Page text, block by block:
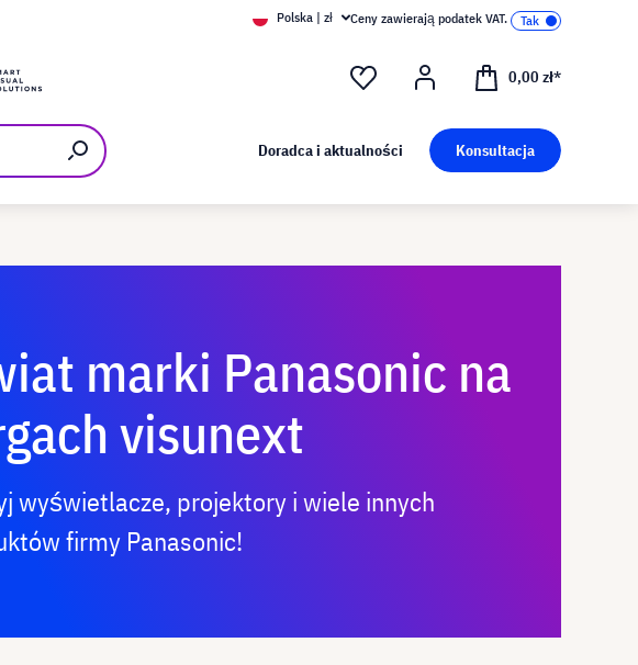
Polska | zł Ceny zawierają podatek VAT.
0,00 zł*
Doradca i aktualności Konsultacja
marki Panasonic na
visunext
wyświetlacze, projektory i wiele innych
firmy Panasonic!